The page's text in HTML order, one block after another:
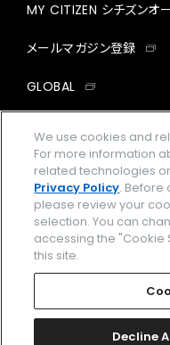
MY CITIZEN シチズンオ
メールマガジン登録
GLOBAL
企業
プライバシーポ
Amazon Payは
We use cookies and
For more information
related technologies
Privacy Policy. Before
please review your
selection. You can
accessing the "Cookie
this site.
Decline